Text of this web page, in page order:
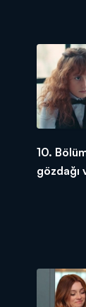
10.
gözdağı